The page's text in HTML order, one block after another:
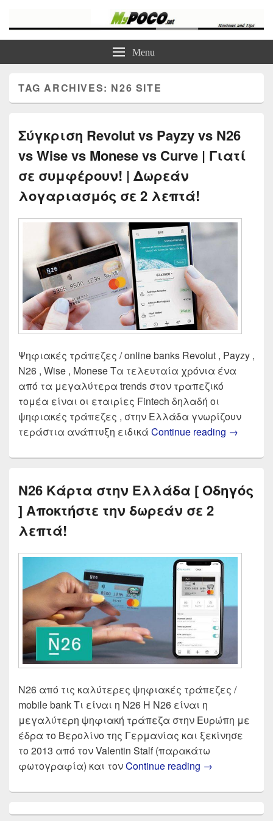
Τα καλύτερα Reviews , Συγκρίσεις , VPN , Webhosting
Menu
TAG ARCHIVES: N26 SITE
Σύγκριση Revolut vs Payzy vs N26
vs Wise vs Monese vs Curve | Γιατί
σε συμφέρουν! | Δωρεάν
λογαριασμός σε 2 λεπτά!
Ψηφιακές τράπεζες / online banks Revolut , Payzy ,
N26 , Wise , Monese Τα τελευταία χρόνια ένα
από τα μεγαλύτερα trends στον τραπεζικό
τομέα είναι οι εταιρίες Fintech δηλαδή οι
ψηφιακές τράπεζες , στην Ελλάδα γνωρίζουν
τεράστια ανάπτυξη ειδικά Continue reading →
N26 Κάρτα στην Ελλάδα [ Οδηγός
] Αποκτήστε την δωρεάν σε 2
λεπτά!
N26 από τις καλύτερες ψηφιακές τράπεζες /
mobile bank Τι είναι η N26 Η N26 είναι η
μεγαλύτερη ψηφιακή τράπεζα στην Ευρώπη με
έδρα το Βερολίνο της Γερμανίας και ξεκίνησε
το 2013 από τον Valentin Stalf (παρακάτω
φωτογραφία) και τονContinue reading N26 Κάρτα
→
Sidebar